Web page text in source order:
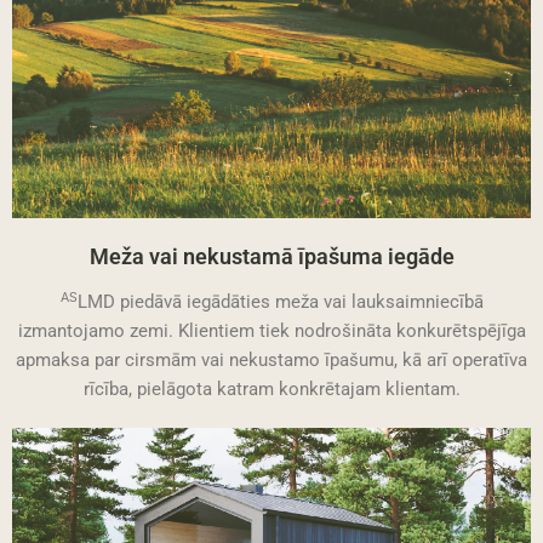
Meža vai nekustamā īpašuma iegāde
AS LMD piedāvā iegādāties meža vai lauksaimniecībā
izmantojamo zemi. Klientiem tiek nodrošināta konkurētspējīga
apmaksa par cirsmām vai nekustamo īpašumu, kā arī operatīva
rīcība, pielāgota katram konkrētajam klientam.